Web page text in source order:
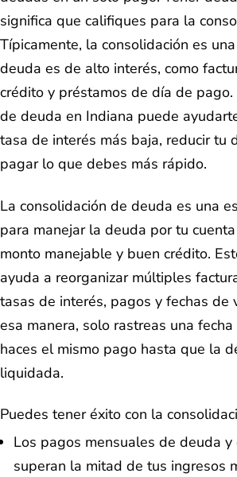
significa que califiques para la
Típicamente, la consolidación es
deuda es de alto interés, como
crédito y préstamos de día de pago.
de deuda en Indiana puede
tasa de interés más baja, reducir tu
pagar lo que debes más rápido.
La consolidación de deuda es una
para manejar la deuda por tu
monto manejable y buen crédito.
ayuda a reorganizar múltiples
tasas de interés, pagos y fechas de
esa manera, solo rastreas una
haces el mismo pago hasta que la
liquidada.
Puedes tener éxito con la
Los pagos mensuales de deuda
superan la mitad de tus ingresos